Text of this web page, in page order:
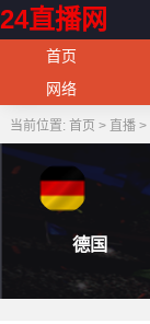
24直播网
首页
网络
当前位置: 首页 > 直播>
德国